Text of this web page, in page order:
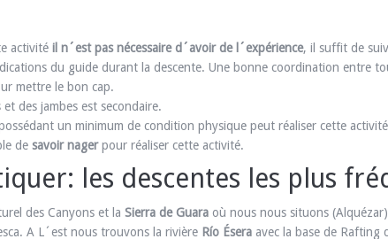
activité il n´est pas nécessaire d´avoir de l´expérience, il suffit de
du guide durant la descente. Une bonne coordination entre
mettre le bon cap.
des jambes est secondaire.
un minimum de condition physique peut réaliser cette
de savoir nagerpour réaliser cette activité.
les descentes les plus
des Canyons et la Sierra de Guara où nous nous situons
A L´est nous trouvons la rivière Río Ésera avec la base de Rafting